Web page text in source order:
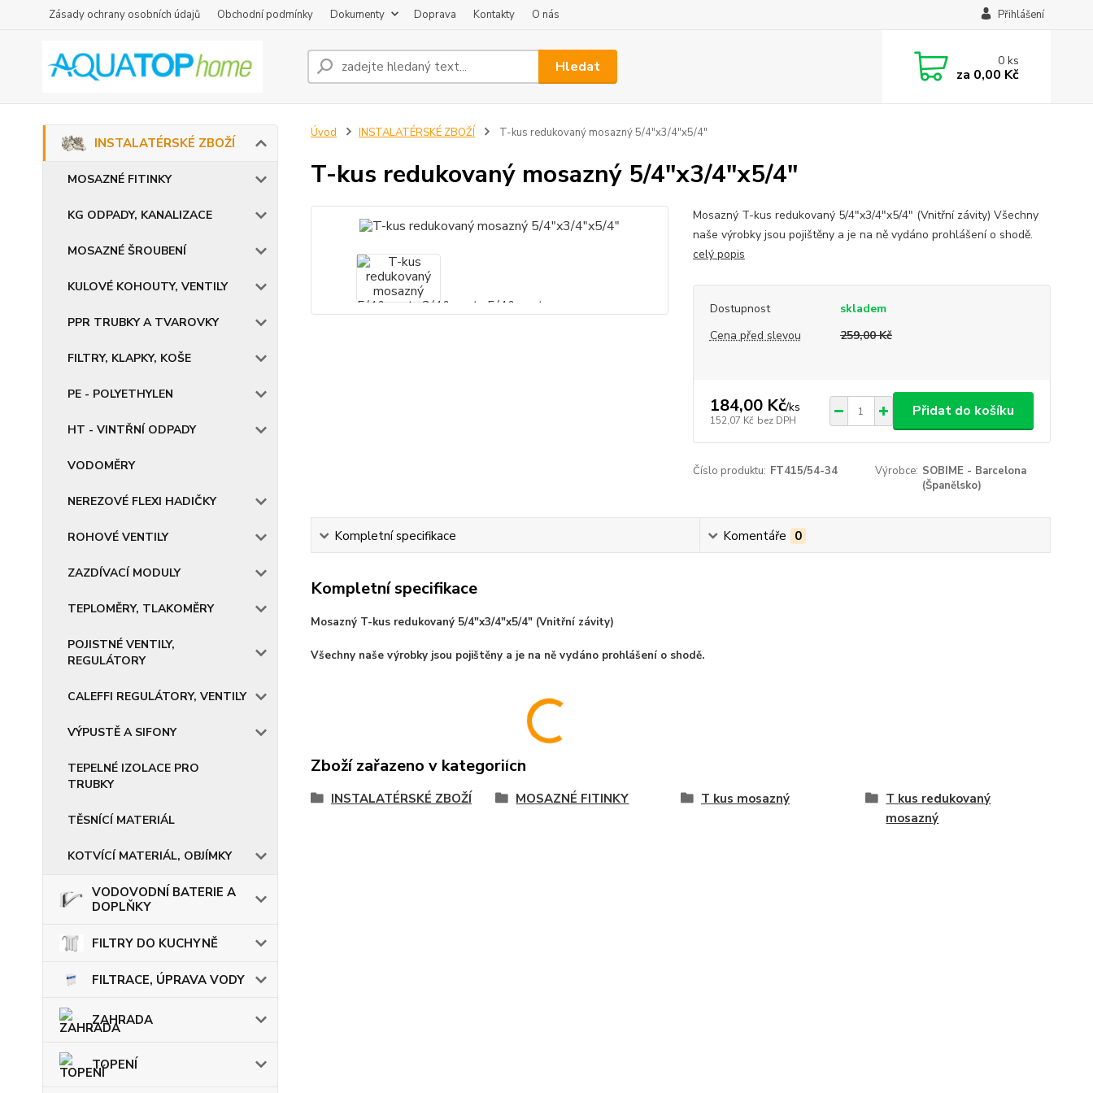
Zásady ochrany osobních údajů Obchodní podmínky Dokumenty Doprava Kontakty O nás Přihlášení
Hledat 0ks
za 0,00 Kč
INSTALATÉRSKÉ ZBOŽÍ
MOSAZNÉ FITINKY
KG ODPADY, KANALIZACE
MOSAZNÉ ŠROUBENÍ
KULOVÉ KOHOUTY, VENTILY
PPR TRUBKY A TVAROVKY
FILTRY, KLAPKY, KOŠE
PE - POLYETHYLEN
HT - VINTŘNÍ ODPADY
VODOMĚRY
NEREZOVÉ FLEXI HADIČKY
ROHOVÉ VENTILY
ZAZDÍVACÍ MODULY
TEPLOMĚRY, TLAKOMĚRY
POJISTNÉ VENTILY,
REGULÁTORY
CALEFFI REGULÁTORY, VENTILY
VÝPUSTĚ A SIFONY
TEPELNÉ IZOLACE PRO
TRUBKY
TĚSNÍCÍ MATERIÁL
KOTVÍCÍ MATERIÁL, OBJÍMKY
VODOVODNÍ BATERIE A
DOPLŇKY
FILTRY DO KUCHYNĚ
FILTRACE, ÚPRAVA VODY
ZAHRADA
TOPENÍ
Úvod INSTALATÉRSKÉ ZBOŽÍ T-kus redukovaný mosazný 5/4"x3/4"x5/4"
T-kus redukovaný mosazný 5/4"x3/4"x5/4"
Mosazný T-kus redukovaný 5/4"x3/4"x5/4" (Vnitřní závity) Všechny
naše výrobky jsou pojištěny a je na ně vydáno prohlášení o shodě.
celý popis
Dostupnost
skladem
Cena před slevou
259,00 Kč
184,00 Kč/ks
152,07 Kč bez DPH
Přidat do košíku
Číslo produktu: FT415/54-34 Výrobce: SOBIME - Barcelona
(Španělsko)
Kompletní specifikace Komentáře 0
Kompletní specifikace
Mosazný T-kus redukovaný 5/4"x3/4"x5/4" (Vnitřní závity)
Všechny naše výrobky jsou pojištěny a je na ně vydáno prohlášení o shodě.
Zboží zařazeno v kategoriích
INSTALATÉRSKÉ ZBOŽÍ MOSAZNÉ FITINKY T kus mosazný
T kus redukovaný
mosazný